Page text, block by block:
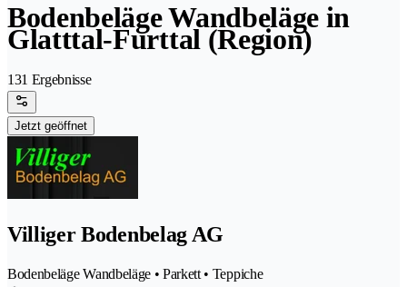
Bodenbeläge Wandbeläge in
Glatttal-Furttal (Region)
131 Ergebnisse
Jetzt geöffnet
Villiger Bodenbelag AG
Bodenbeläge Wandbeläge • Parkett • Teppiche